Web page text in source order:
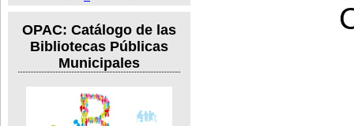
OPAC: Catálogo de las
Bibliotecas Públicas
Municipales